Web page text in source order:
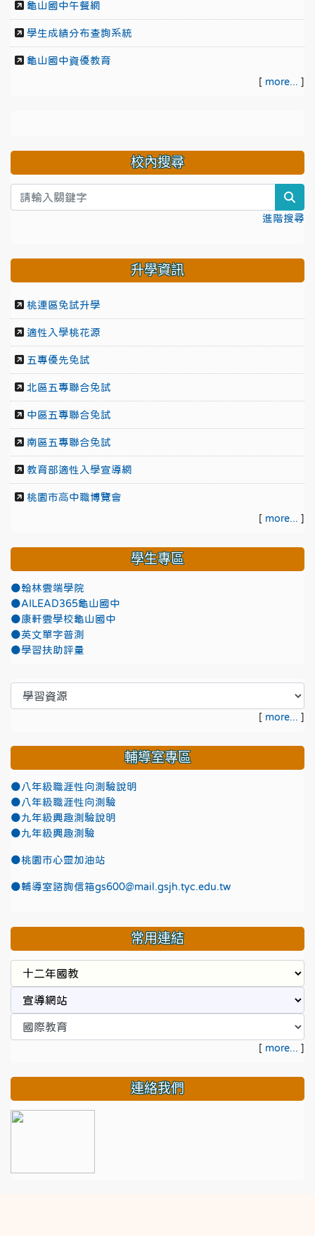
龜山國中午餐網
學生成績分布查詢系統
龜山國中資優教育
[ more... ]
校內搜尋
進階搜尋
升學資訊
桃連區免試升學
適性入學桃花源
五專優先免試
北區五專聯合免試
中區五專聯合免試
南區五專聯合免試
教育部適性入學宣導網
桃園市高中職博覽會
[ more... ]
學生專區
●翰林雲端學院
●AILEAD365龜山國中
●康軒雲學校龜山國中
●英文單字普測
●學習扶助評量
[ more... ]
輔導室專區
●八年級職涯性向測驗說明
●八年級職涯性向測驗
●九年級興趣測驗說明
●九年級興趣測驗
●桃園市心靈加油站
●輔導室諮詢信箱gs600@mail.gsjh.tyc.edu.tw
常用連結
[ more... ]
連絡我們